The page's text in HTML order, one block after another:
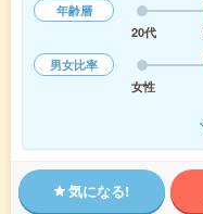
年齢層
20代
男女比率
女性
気になる!